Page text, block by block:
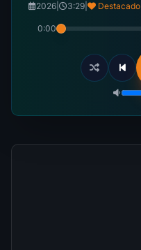
2026 3:29 Destacado
0:00